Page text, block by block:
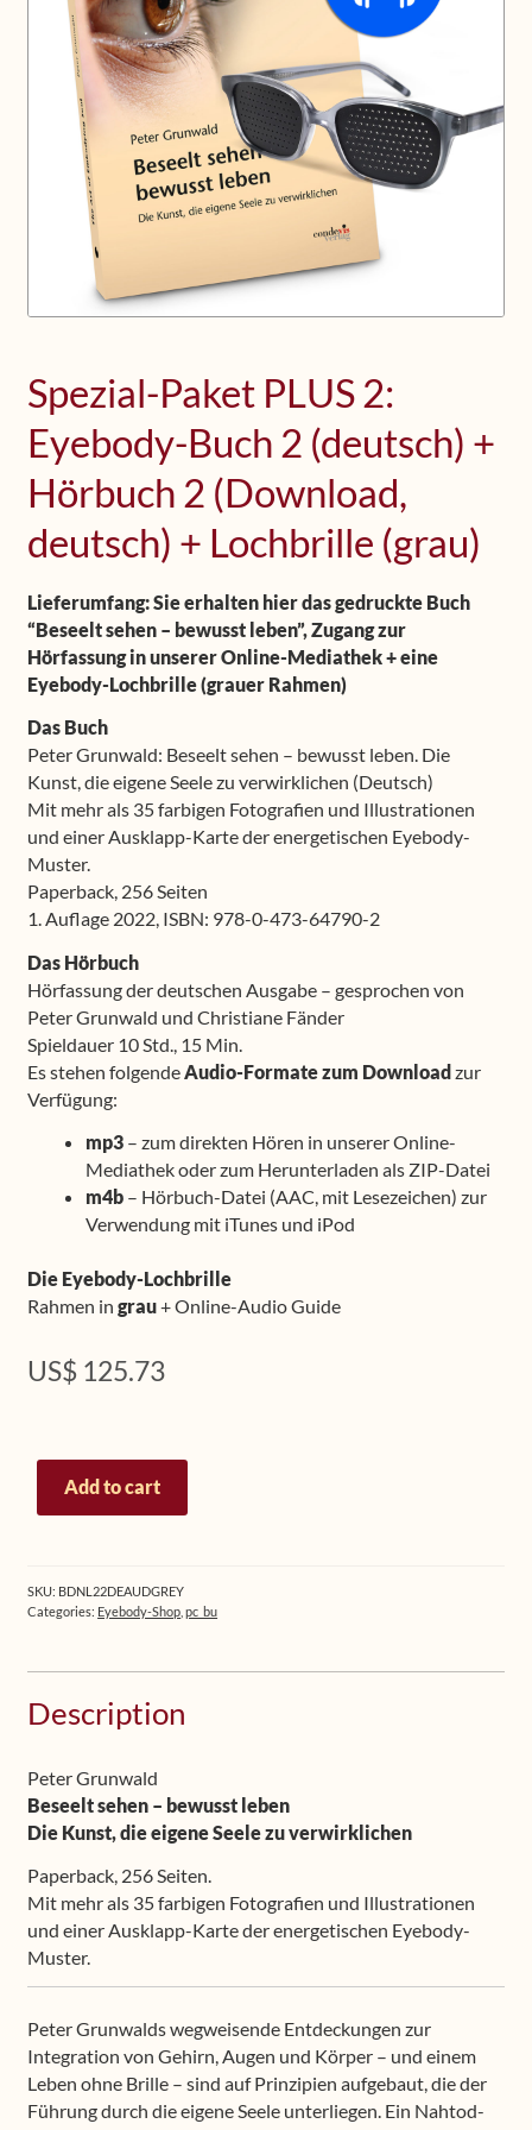
Upcoming Workshops
Shop
Frequently Asked Questions
Contact
Media
Spezial-Paket PLUS 2:
Eyebody-Buch 2 (deutsch) +
Hörbuch 2 (Download,
deutsch) + Lochbrille (grau)
Lieferumfang: Sie erhalten hier das gedruckte Buch
“Beseelt sehen – bewusst leben”, Zugang zur
Hörfassung in unserer Online-Mediathek + eine
Eyebody-Lochbrille (grauer Rahmen)
Das Buch
Peter Grunwald: Beseelt sehen – bewusst leben. Die
Kunst, die eigene Seele zu verwirklichen (Deutsch)
Mit mehr als 35 farbigen Fotografien und Illustrationen
und einer Ausklapp-Karte der energetischen Eyebody-
Muster.
Paperback, 256 Seiten
1. Auflage 2022, ISBN: 978-0-473-64790-2
Das Hörbuch
Hörfassung der deutschen Ausgabe – gesprochen von
Peter Grunwald und Christiane Fänder
Spieldauer 10 Std., 15 Min.
Es stehen folgende Audio-Formate zum Downloadzur
Verfügung:
mp3 – zum direkten Hören in unserer Online-
Mediathek oder zum Herunterladen als ZIP-Datei
m4b – Hörbuch-Datei (AAC, mit Lesezeichen) zur
Verwendung mit iTunes und iPod
Die Eyebody-Lochbrille
Rahmen ingrau+ Online-Audio Guide
US$ 125.73
Spezial-
Paket
Eyebody-
Buch
Hörbuch
(Download,
deutsch)
+
(grau)
quantity
Add to cart
SKU: BDNL22DEAUDGREY
Categories: Eyebody-Shop ,pc_bu
Description
Peter Grunwald
Beseelt sehen – bewusst leben
Die Kunst, die eigene Seele zu verwirklichen
Paperback, 256 Seiten.
Mit mehr als 35 farbigen Fotografien und Illustrationen
und einer Ausklapp-Karte der energetischen Eyebody-
Muster.
Peter Grunwalds wegweisende Entdeckungen zur
Integration von Gehirn, Augen und Körper – und einem
Leben ohne Brille – sind auf Prinzipien aufgebaut, die der
Führung durch die eigene Seele unterliegen. Ein Nahtod-